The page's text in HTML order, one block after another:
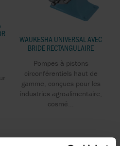
WAUKESHA UNIVERSAL AVEC
BRIDE RECTANGULAIRE
Pompes à pistons
circonférentiels haut de
gamme, conçues pour les
industries agroalimentaire,
cosmé...